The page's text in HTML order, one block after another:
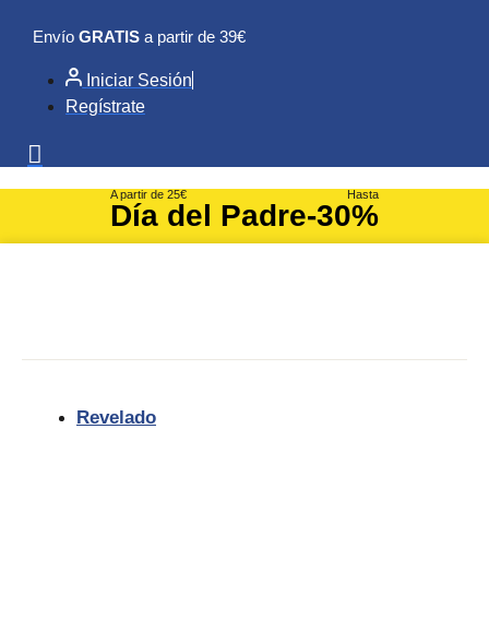
contenido
Envío GRATIS a partir de 39€
Iniciar Sesión
Regístrate
A partir de 25€
Día del Padre
Hasta
-30%
Revelado